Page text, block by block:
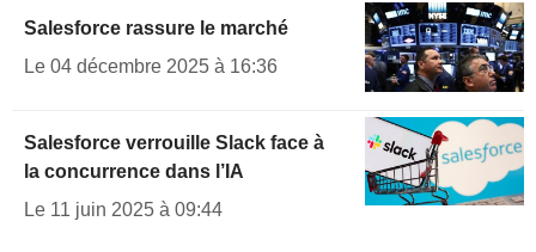
Salesforce rassure le marché
Le 04 décembre 2025 à 16:36
Salesforce verrouille Slack face à
la concurrence dans l’IA
Le 11 juin 2025 à 09:44